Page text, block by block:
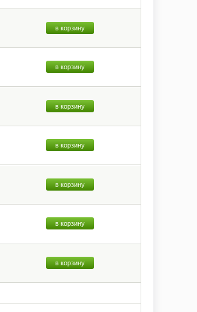
в корзину
в корзину
в корзину
в корзину
в корзину
в корзину
в корзину